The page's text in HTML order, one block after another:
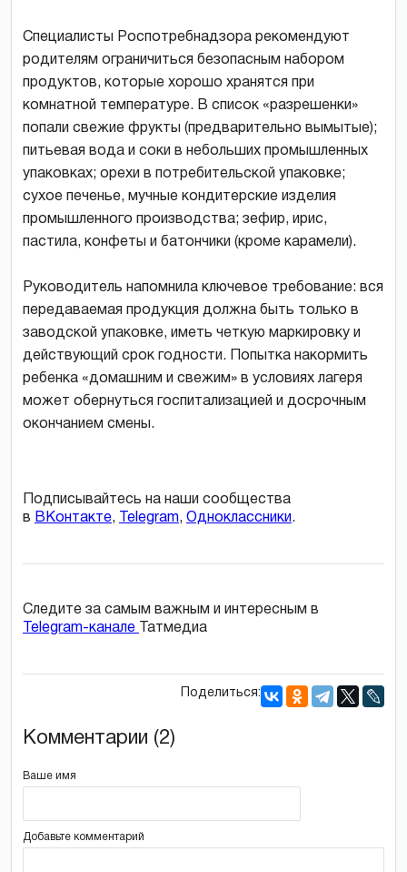
Специалисты Роспотребнадзора рекомендуют
родителям ограничиться безопасным набором
продуктов, которые хорошо хранятся при
комнатной температуре. В список «разрешенки»
попали свежие фрукты (предварительно вымытые);
питьевая вода и соки в небольших промышленных
упаковках; орехи в потребительской упаковке;
сухое печенье, мучные кондитерские изделия
промышленного производства; зефир, ирис,
пастила, конфеты и батончики (кроме карамели).
Руководитель напомнила ключевое требование: вся
передаваемая продукция должна быть только в
заводской упаковке, иметь четкую маркировку и
действующий срок годности. Попытка накормить
ребенка «домашним и свежим» в условиях лагеря
может обернуться госпитализацией и досрочным
окончанием смены.
Подписывайтесь на наши сообщества
в ВКонтакте, Telegram, Одноклассники .
Следите за самым важным и интересным в
Telegram-канале
Татмедиа
Поделиться:
Комментарии (2)
Ваше имя
Добавьте комментарий